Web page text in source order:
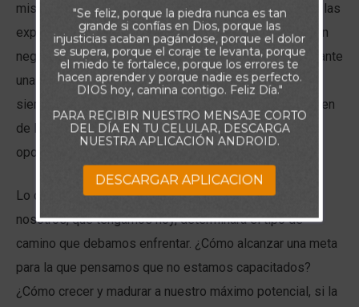
mismo que se ha forjado en el tiempo con cada una de las
experiencias que ha vivido. Algunos poseen una imagen
negativa, se recriminan sus acciones, sus respuestas ante
una determinada circunstancia; piensan incluso que
siempre están equivocados. Otros por su parte aprenden
de los errores y trata de hacer de cada situación una
oportunidad para crecer.
Lo que muchos pasan por alto, es que la imagen de
nosotros, que tengamos hoy, determinará el tipo de
camino que debamos enfrentar. ¿Cómo alcanzar una meta
para la que pensamos que no estamos capacitados?
¿Cómo crecer y madurar a nuestro máximo potencial, si la
"Se feliz, porque la piedra nunca es tan
grande si confías en Dios, porque las
injusticias acaban pagándose, porque el dolor
se supera, porque el coraje te levanta, porque
el miedo te fortalece, porque los errores te
hacen aprender y porque nadie es perfecto.
DIOS hoy, camina contigo. Feliz Día."
PARA RECIBIR NUESTRO MENSAJE CORTO
DEL DÍA EN TU CELULAR, DESCARGA
NUESTRA APLICACIÓN ANDROID.
DESCARGAR APLICACION